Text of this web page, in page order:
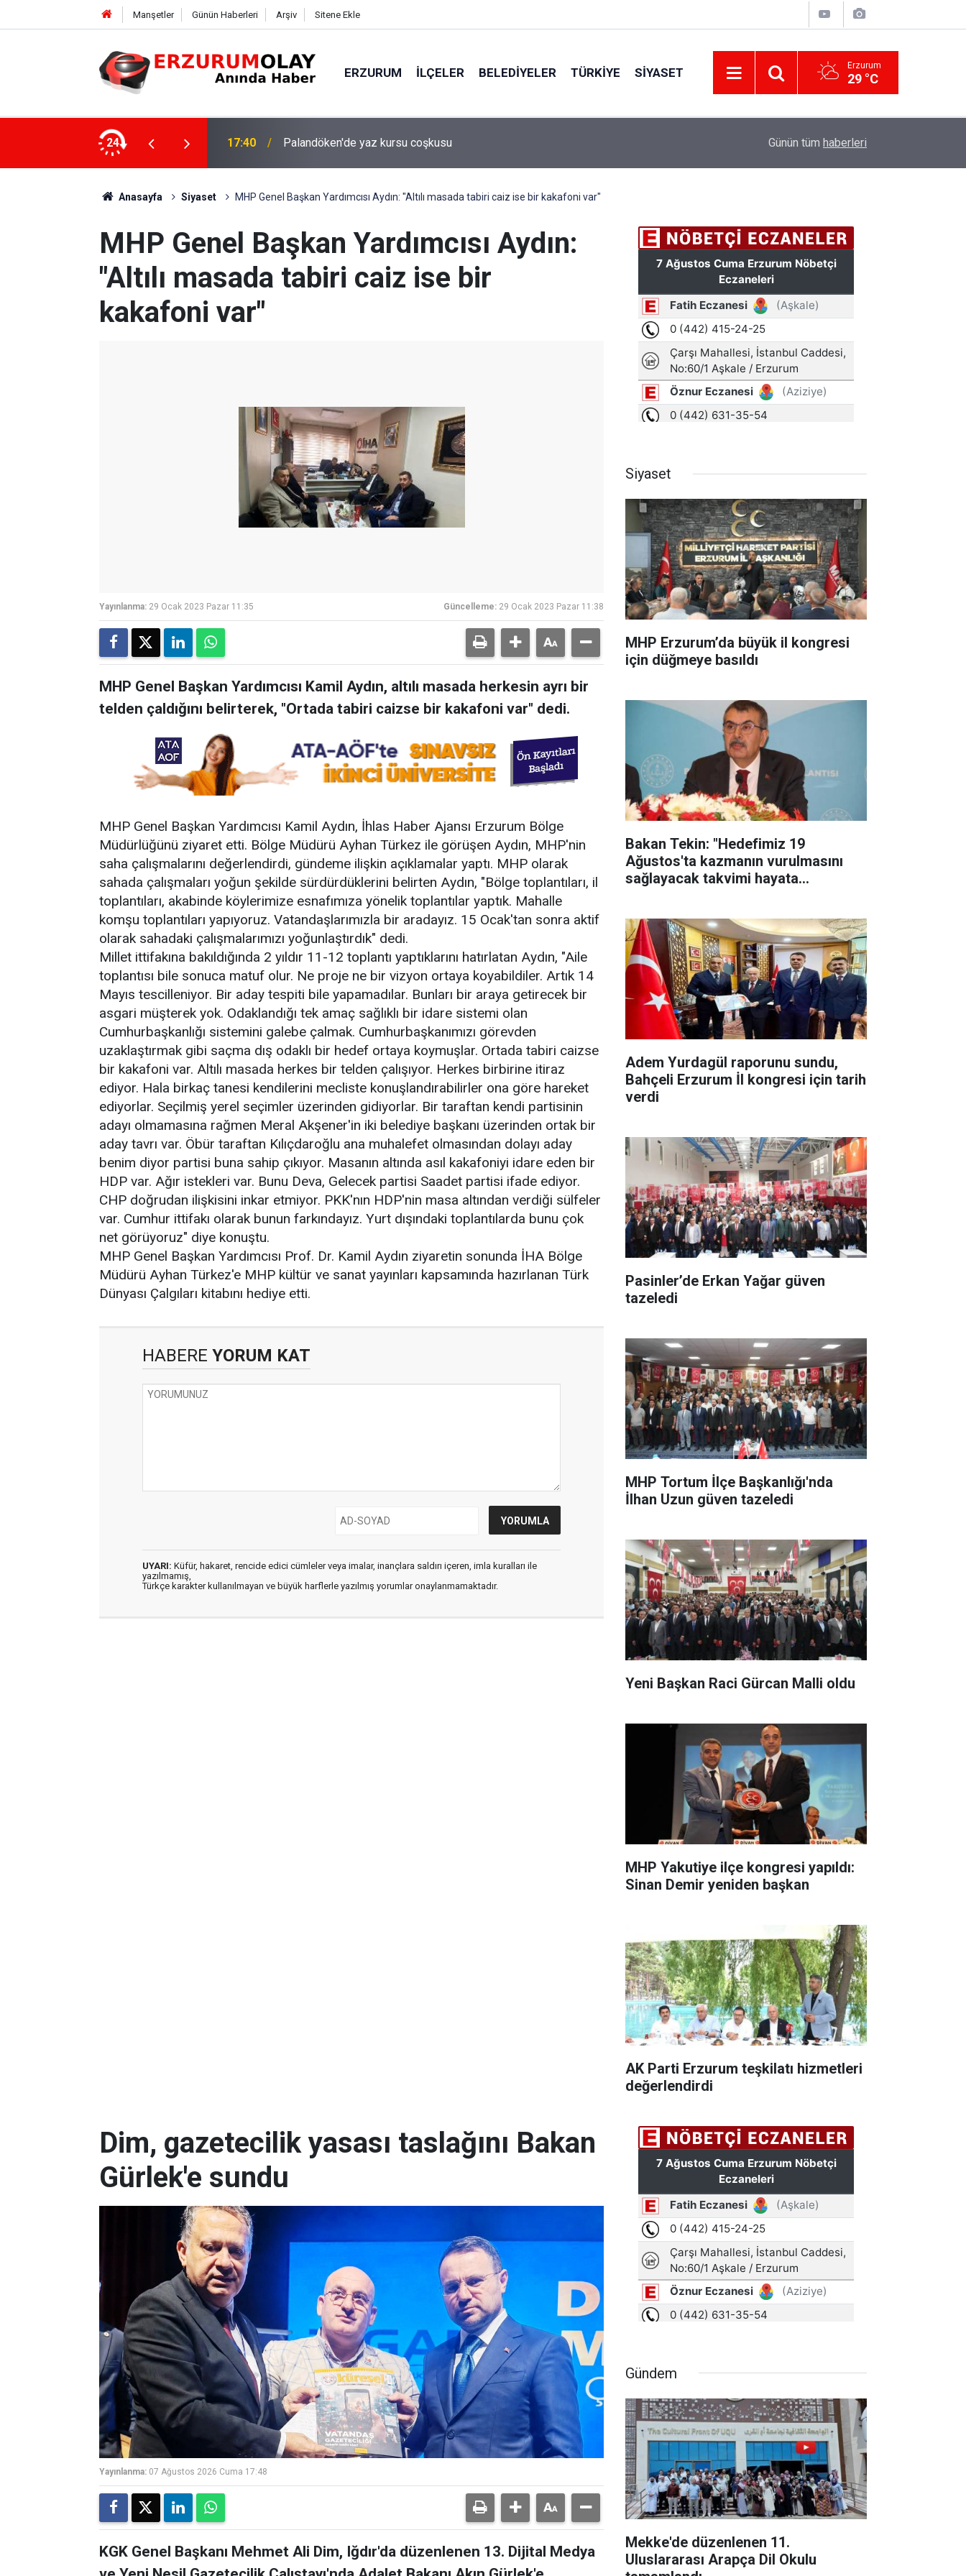
Manşetler Günün Haberleri Arşiv Sitene Ekle
ERZURUM İLÇELER BELEDIYELER TÜRKIYE SIYASET Erzurum
29 °C
24 17:37 TÜBİTAK desteği aldı Erzurum’da gıda ve yem işletmelerine sıkı
Günün tüm haberleri
Anasayfa Siyaset MHP Genel Başkan Yardımcısı Aydın: "Altılı masada tabiri caiz ise bir kakafoni var"
MHP Genel Başkan Yardımcısı Aydın:
"Altılı masada tabiri caiz ise bir
kakafoni var"
Yayınlanma: 29 Ocak 2023 Pazar 11:35 Güncelleme: 29 Ocak 2023 Pazar 11:38
MHP Genel Başkan Yardımcısı Kamil Aydın, altılı masada herkesin ayrı bir
telden çaldığını belirterek, "Ortada tabiri caizse bir kakafoni var" dedi.
MHP Genel Başkan Yardımcısı Kamil Aydın, İhlas Haber Ajansı Erzurum Bölge
Müdürlüğünü ziyaret etti. Bölge Müdürü Ayhan Türkez ile görüşen Aydın, MHP'nin
saha çalışmalarını değerlendirdi, gündeme ilişkin açıklamalar yaptı. MHP olarak
sahada çalışmaları yoğun şekilde sürdürdüklerini belirten Aydın, "Bölge toplantıları, il
toplantıları, akabinde köylerimize esnafımıza yönelik toplantılar yaptık. Mahalle
komşu toplantıları yapıyoruz. Vatandaşlarımızla bir aradayız. 15 Ocak'tan sonra aktif
olarak sahadaki çalışmalarımızı yoğunlaştırdık" dedi.
Millet ittifakına bakıldığında 2 yıldır 11-12 toplantı yaptıklarını hatırlatan Aydın, "Aile
toplantısı bile sonuca matuf olur. Ne proje ne bir vizyon ortaya koyabildiler. Artık 14
Mayıs tescilleniyor. Bir aday tespiti bile yapamadılar. Bunları bir araya getirecek bir
asgari müşterek yok. Odaklandığı tek amaç sağlıklı bir idare sistemi olan
Cumhurbaşkanlığı sistemini galebe çalmak. Cumhurbaşkanımızı görevden
uzaklaştırmak gibi saçma dış odaklı bir hedef ortaya koymuşlar. Ortada tabiri caizse
bir kakafoni var. Altılı masada herkes bir telden çalışıyor. Herkes birbirine itiraz
ediyor. Hala birkaç tanesi kendilerini mecliste konuşlandırabilirler ona göre hareket
ediyorlar. Seçilmiş yerel seçimler üzerinden gidiyorlar. Bir taraftan kendi partisinin
adayı olmamasına rağmen Meral Akşener'in iki belediye başkanı üzerinden ortak bir
aday tavrı var. Öbür taraftan Kılıçdaroğlu ana muhalefet olmasından dolayı aday
benim diyor partisi buna sahip çıkıyor. Masanın altında asıl kakafoniyi idare eden bir
HDP var. Ağır istekleri var. Bunu Deva, Gelecek partisi Saadet partisi ifade ediyor.
CHP doğrudan ilişkisini inkar etmiyor. PKK'nın HDP'nin masa altından verdiği sülfeler
var. Cumhur ittifakı olarak bunun farkındayız. Yurt dışındaki toplantılarda bunu çok
net görüyoruz" diye konuştu.
MHP Genel Başkan Yardımcısı Prof. Dr. Kamil Aydın ziyaretin sonunda İHA Bölge
Müdürü Ayhan Türkez'e MHP kültür ve sanat yayınları kapsamında hazırlanan Türk
Dünyası Çalgıları kitabını hediye etti.
HABERE YORUM KAT
UYARI: Küfür, hakaret, rencide edici cümleler veya imalar, inançlara saldırı içeren, imla kuralları ile
yazılmamış,
Türkçe karakter kullanılmayan ve büyük harflerle yazılmış yorumlar onaylanmamaktadır.
Siyaset
MHP Erzurum’da büyük il kongresi
için düğmeye basıldı
Bakan Tekin: "Hedefimiz 19
Ağustos'ta kazmanın vurulmasını
sağlayacak takvimi hayata
Adem Yurdagül raporunu sundu,
Bahçeli Erzurum İl kongresi için tarih
verdi
Pasinler’de Erkan Yağar güven
tazeledi
MHP Tortum İlçe Başkanlığı'nda
İlhan Uzun güven tazeledi
Yeni Başkan Raci Gürcan Malli oldu
MHP Yakutiye ilçe kongresi yapıldı:
Sinan Demir yeniden başkan
AK Parti Erzurum teşkilatı hizmetleri
değerlendirdi
Dim, gazetecilik yasası taslağını Bakan
Gürlek'e sundu
Yayınlanma: 07 Ağustos 2026 Cuma 17:48
KGK Genel Başkanı Mehmet Ali Dim, Iğdır'da düzenlenen 13. Dijital Medya
Gündem
Mekke'de düzenlenen 11.
Uluslararası Arapça Dil Okulu